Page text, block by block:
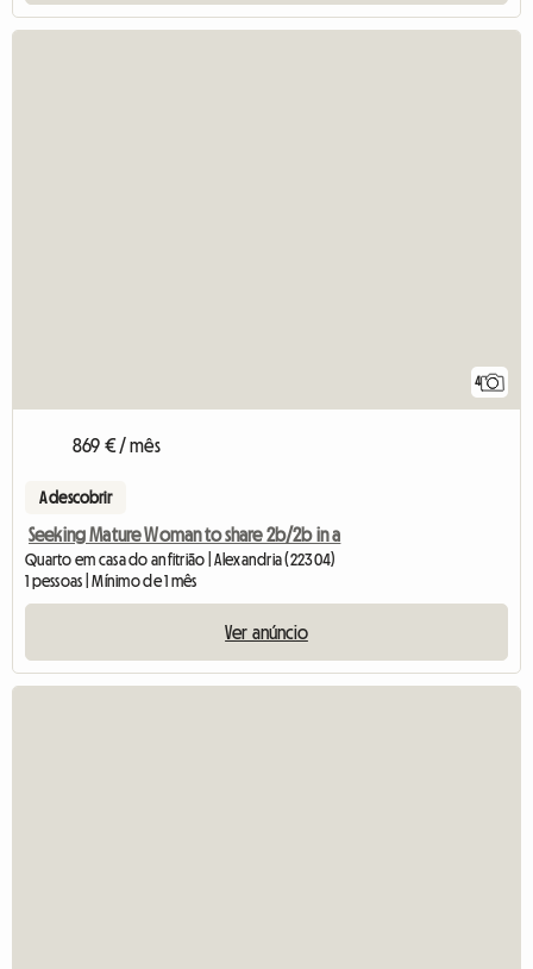
4
869 € / mês
A descobrir
Seeking Mature Woman to share 2b/2b in a
Quarto em casa do anfitrião | Alexandria (22304)
1 pessoas | Mínimo de 1 mês
Ver anúncio